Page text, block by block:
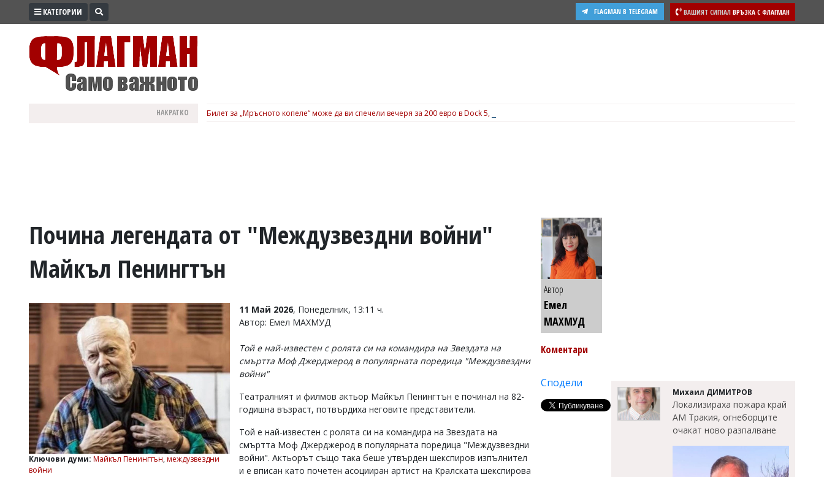
ПРОМО
ВОЙНАТА
УКРАЙНА
РАЗСЛЕДВАНЕ
БИЗНЕС
Управители:
Веселин
Василев,
v.vasilev@flagman.bg
Касабова,
k.kassabova@flagman.bg
КАТЕГОРИИ ВАШИЯТ СИГНАЛ ВРЪЗКА С ФЛАГМАН
FLAGMAN В TELEGRAM
НАКРАТКО Билет за „Мръсното копеле“ може да ви спечели вечеря за 200 евро в Dock 5, вижте подробности
Почина легендата от "Междузвездни войни"
Майкъл Пенингтън
Ключови думи: Майкъл Пенингтън, междузвездни
войни
11 Май 2026, Понеделник, 13:11 ч.
Автор: Емел МАХМУД
Той е най-известен с ролята си на командира на Звездата на
смъртта Моф Джерджерод в популярната поредица "Междузвездни
войни"
Театралният и филмов актьор Майкъл Пенингтън е починал на 82-
годишна възраст, потвърдиха неговите представители.
Той е най-известен с ролята си на командира на Звездата на
смъртта Моф Джерджерод в популярната поредица "Междузвездни
войни". Актьорът също така беше утвърден шекспиров изпълнител
и е вписан като почетен асоцииран артист на Кралската шекспирова
Автор
Емел
МАХМУД
Коментари
Сподели
Михаил ДИМИТРОВ
Локализираха пожара край
АМ Тракия, огнеборците
очакат ново разпалване